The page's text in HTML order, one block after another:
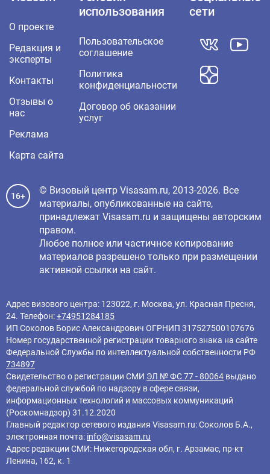
О проекте
Редакция и
эксперты
Контакты
Отзывы о
нас
Реклама
Карта сайта
использования
Пользовательское
соглашение
Политика
конфиденциальности
Договор об оказании
услуг
сети
16+
© Визовый центр Visasam.ru, 2013-2026. Все
материалы, опубликованные на сайте,
принадлежат Visasam.ru и защищены авторским
правом.
Любое полное или частичное копирование
материалов разрешено только при размещении
активной ссылки на сайт.
Адрес визового центра: 123022, г. Москва, ул. Красная Пресня,
24. Телефон:+74951284185
ИП Соколов Борис Александрович ОГРНИП 317527500107676
Номер государственной регистрации товарного знака на сайте
Федеральной Службы по интеллектуальной собственности РФ
734897
Свидетельство о регистрации СМИ ЭЛ № ФС 77 - 80064 выдано
федеральной службой по надзору в сфере связи,
информационных технологий и массовых коммуникаций
(Роскомнадзор) 31.12.2020
Главный редактор cетевого издания Visasam.ru: Соколов Б.А.,
электронная почта: info@visasam.ru
Адрес редакции СМИ: Нижегородская обл, г. Арзамас, пр-кт
Ленина, 162, к. 1